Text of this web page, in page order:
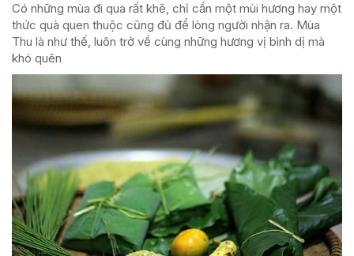
Có những mùa đi qua rất khẽ, chỉ cần một mùi hương hay một
thức quà quen thuộc cũng đủ để lòng người nhận ra. Mùa
Thu là như thế, luôn trở về cùng những hương vị bình dị mà
khó quên